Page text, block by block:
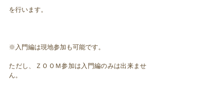
を行います。
※入門編は現地参加も可能です。
ただし、ＺＯＯＭ参加は入門編のみは出来ませ
ん。